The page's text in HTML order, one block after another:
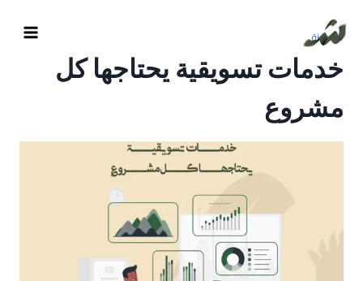
المدونة
خدمات تسويقية يحتاجها كل
مشروع